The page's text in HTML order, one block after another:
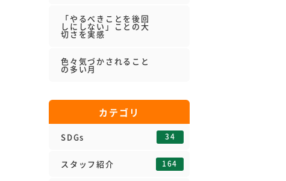
「やるべきことを後回
しにしない」ことの大
切さを実感
色々気づかされること
の多い月
カテゴリ
SDGs 34
スタッフ紹介 164